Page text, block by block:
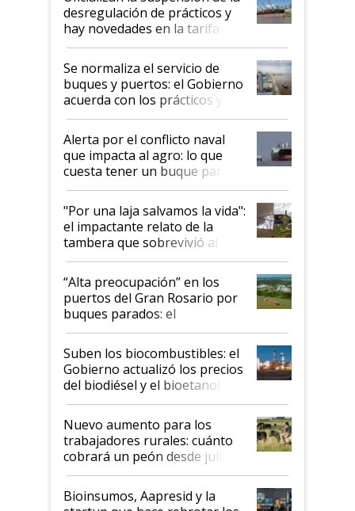
desregulación de prácticos y
hay novedades en la tarifa de
la hidrovía
Se normaliza el servicio de
buques y puertos: el Gobierno
acuerda con los prácticos y
suspende el decreto de
desregulación
Alerta por el conflicto naval
que impacta al agro: lo que
cuesta tener un buque parado
y el peligro de que Argentina
pase a ser "país sucio"
"Por una laja salvamos la vida":
el impactante relato de la
tambera que sobrevivió al
tornado
“Alta preocupación” en los
puertos del Gran Rosario por
buques parados: el
funcionamiento de las
exportadoras en tensión tras
la medida de fuerza de los
prácticos
Suben los biocombustibles: el
Gobierno actualizó los precios
del biodiésel y el bioetanol
Nuevo aumento para los
trabajadores rurales: cuánto
cobrará un peón desde julio
Bioinsumos, Aapresid y la